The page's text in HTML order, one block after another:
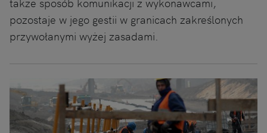
pozostaje w jego gestii w granicach zakreślonych
przywołanymi wyżej zasadami.